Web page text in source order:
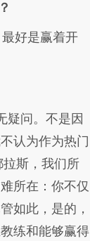
好是赢着开
疑问。不是因
认为作为热门
斯，我们所
所在：你不仅
如此，是的，
练和能够赢得